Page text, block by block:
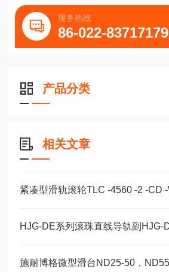
服务热线
86-022-83717179
产品分类
相关文章